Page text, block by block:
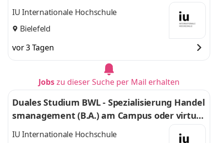
l
IU Internationale Hochschule
Bielefeld
vor 3 Tagen
Jobszu dieser Suche per Mail erhalten
Duales Studium BWL - Spezialisierung Handel
smanagement (B.A.) am Campus oder virtuel
l
IU Internationale Hochschule